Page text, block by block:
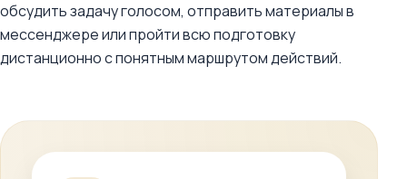
обсудить задачу голосом, отправить материалы в
мессенджере или пройти всю подготовку
дистанционно с понятным маршрутом действий.